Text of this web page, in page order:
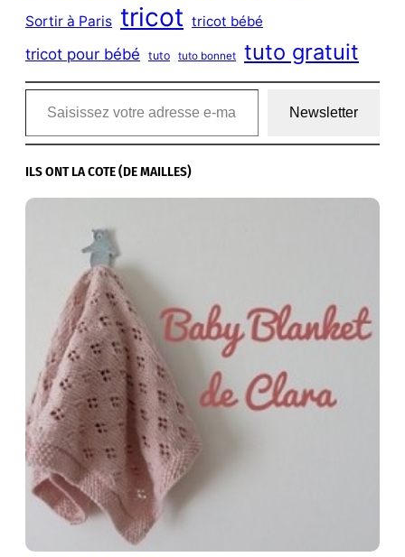
Sortir à Paris tricot tricot bébé
tricot pour bébé tuto tuto bonnet tuto gratuit
Saisissez votre adresse e-mail…
Newsletter
ILS ONT LA COTE (DE MAILLES)